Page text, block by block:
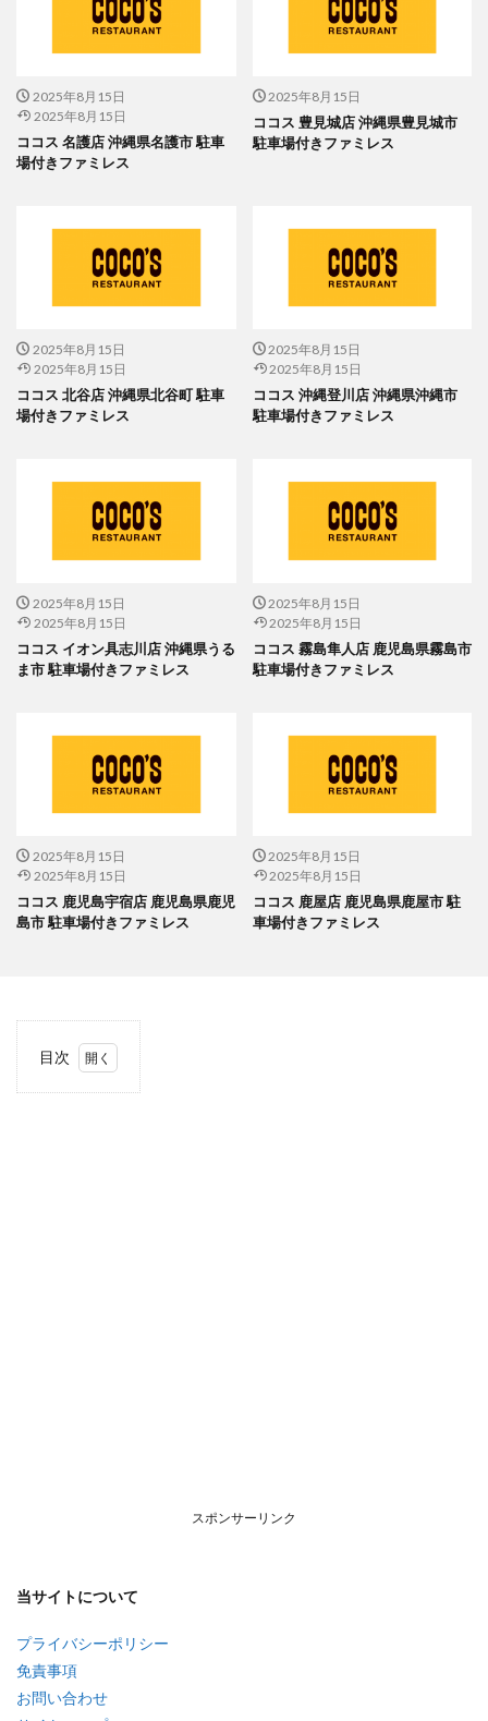
2025年8月15日
2025年8月15日
ココス 名護店 沖縄県名護市 駐車
場付きファミレス
2025年8月15日
ココス 豊見城店 沖縄県豊見城市
駐車場付きファミレス
2025年8月15日
2025年8月15日
ココス 北谷店 沖縄県北谷町 駐車
場付きファミレス
2025年8月15日
2025年8月15日
ココス 沖縄登川店 沖縄県沖縄市
駐車場付きファミレス
2025年8月15日
2025年8月15日
ココス イオン具志川店 沖縄県うる
ま市 駐車場付きファミレス
2025年8月15日
2025年8月15日
ココス 霧島隼人店 鹿児島県霧島市
駐車場付きファミレス
2025年8月15日
2025年8月15日
ココス 鹿児島宇宿店 鹿児島県鹿児
島市 駐車場付きファミレス
2025年8月15日
2025年8月15日
ココス 鹿屋店 鹿児島県鹿屋市 駐
車場付きファミレス
目次
スポンサーリンク
当サイトについて
プライバシーポリシー
免責事項
お問い合わせ